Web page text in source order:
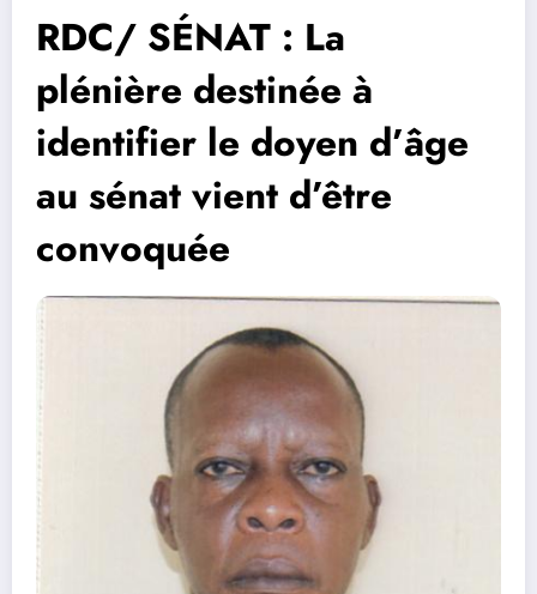
RDC/ SÉNAT : La
plénière destinée à
identifier le doyen d’âge
au sénat vient d’être
convoquée